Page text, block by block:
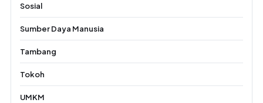
Sosial
Sumber Daya Manusia
Tambang
Tokoh
UMKM